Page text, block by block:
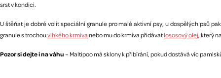
srst v kondici.
U štěňat je dobré volit speciální granule pro malé aktivní psy, u dospělých psů
granule s trochouvlhkého krmivanebo mu do krmiva přidávatlososový olej , který
Pozor si dejte i na váhu– Maltipoo má sklony k přibírání, pokud dostává víc